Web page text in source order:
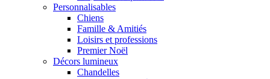
Personnalisables
Chiens
Famille & Amitiés
Loisirs et professions
Premier Noël
Décors lumineux
Chandelles